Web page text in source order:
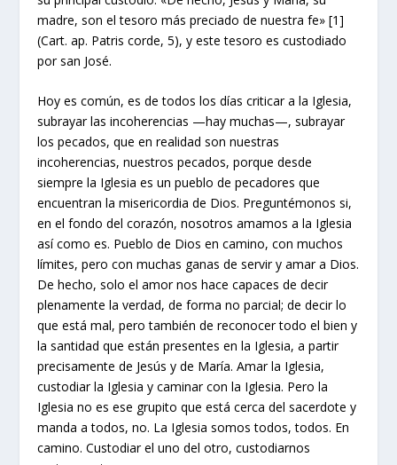
madre, son el tesoro más preciado de nuestra fe» [1]
(Cart. ap. Patris corde, 5), y este tesoro es custodiado
por san José.
Hoy es común, es de todos los días criticar a la Iglesia,
subrayar las incoherencias —hay muchas—, subrayar
los pecados, que en realidad son nuestras
incoherencias, nuestros pecados, porque desde
siempre la Iglesia es un pueblo de pecadores que
encuentran la misericordia de Dios. Preguntémonos si,
en el fondo del corazón, nosotros amamos a la Iglesia
así como es. Pueblo de Dios en camino, con muchos
límites, pero con muchas ganas de servir y amar a Dios.
De hecho, solo el amor nos hace capaces de decir
plenamente la verdad, de forma no parcial; de decir lo
que está mal, pero también de reconocer todo el bien y
la santidad que están presentes en la Iglesia, a partir
precisamente de Jesús y de María. Amar la Iglesia,
custodiar la Iglesia y caminar con la Iglesia. Pero la
Iglesia no es ese grupito que está cerca del sacerdote y
manda a todos, no. La Iglesia somos todos, todos. En
camino. Custodiar el uno del otro, custodiarnos